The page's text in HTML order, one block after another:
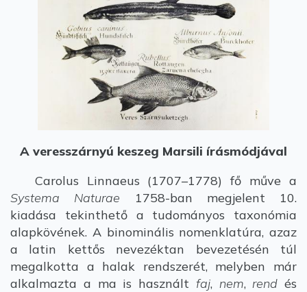
A veresszárnyú keszeg Marsili írásmódjával
Carolus Linnaeus (1707–1778) fő műve a
Systema Naturae 1758-ban megjelent 10.
kiadása tekinthető a tudományos taxonómia
alapkövének. A binominális nomenklatúra, azaz
a latin kettős nevezéktan bevezetésén túl
megalkotta a halak rendszerét, melyben már
alkalmazta a ma is használt faj, nem,rend és